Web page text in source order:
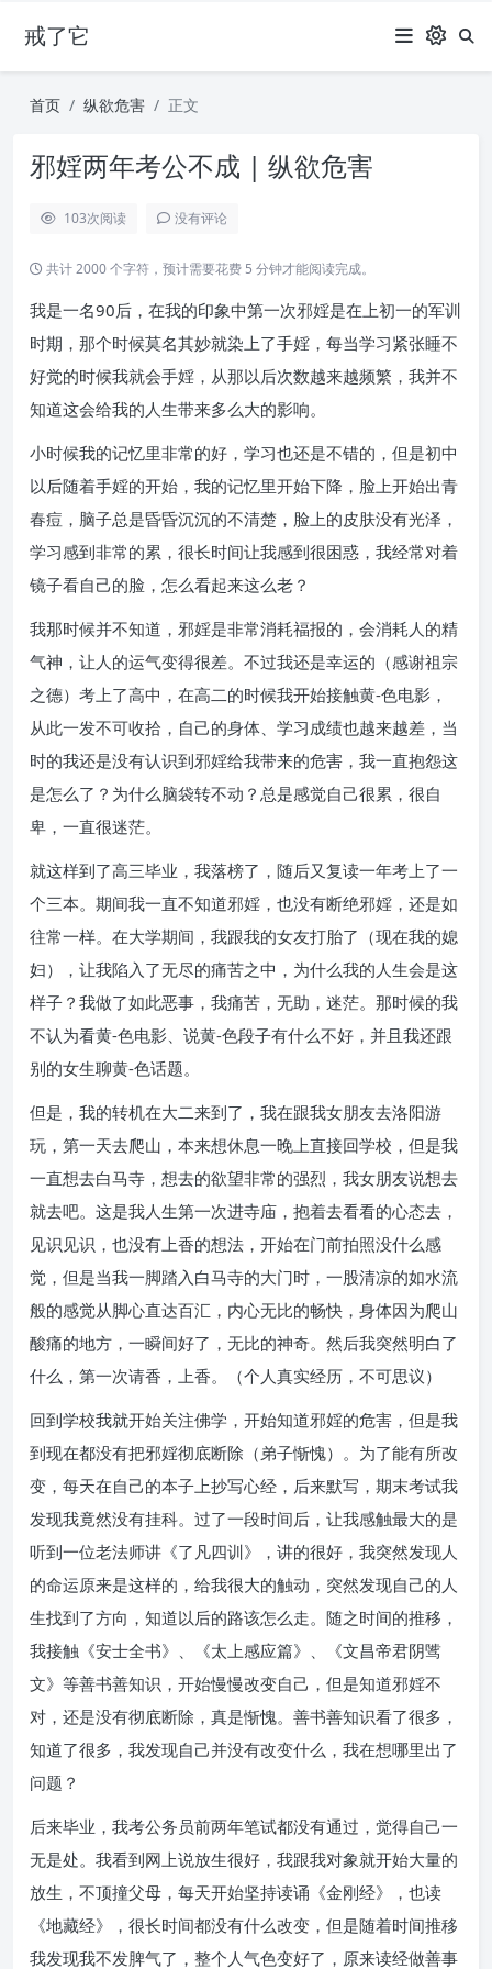
戒了它
首页 纵欲危害 正文
邪婬两年考公不成 | 纵欲危害
103次阅读 没有评论
共计 2000 个字符，预计需要花费 5 分钟才能阅读完成。
我是一名90后，在我的印象中第一次邪婬是在上初一的军训
时期，那个时候莫名其妙就染上了手婬，每当学习紧张睡不
好觉的时候我就会手婬，从那以后次数越来越频繁，我并不
知道这会给我的人生带来多么大的影响。
小时候我的记忆里非常的好，学习也还是不错的，但是初中
以后随着手婬的开始，我的记忆里开始下降，脸上开始出青
春痘，脑子总是昏昏沉沉的不清楚，脸上的皮肤没有光泽，
学习感到非常的累，很长时间让我感到很困惑，我经常对着
镜子看自己的脸，怎么看起来这么老？
我那时候并不知道，邪婬是非常消耗福报的，会消耗人的精
气神，让人的运气变得很差。不过我还是幸运的（感谢祖宗
之德）考上了高中，在高二的时候我开始接触黄-色电影，
从此一发不可收拾，自己的身体、学习成绩也越来越差，当
时的我还是没有认识到邪婬给我带来的危害，我一直抱怨这
是怎么了？为什么脑袋转不动？总是感觉自己很累，很自
卑，一直很迷茫。
就这样到了高三毕业，我落榜了，随后又复读一年考上了一
个三本。期间我一直不知道邪婬，也没有断绝邪婬，还是如
往常一样。在大学期间，我跟我的女友打胎了（现在我的媳
妇），让我陷入了无尽的痛苦之中，为什么我的人生会是这
样子？我做了如此恶事，我痛苦，无助，迷茫。那时候的我
不认为看黄-色电影、说黄-色段子有什么不好，并且我还跟
别的女生聊黄-色话题。
但是，我的转机在大二来到了，我在跟我女朋友去洛阳游
玩，第一天去爬山，本来想休息一晚上直接回学校，但是我
一直想去白马寺，想去的欲望非常的强烈，我女朋友说想去
就去吧。这是我人生第一次进寺庙，抱着去看看的心态去，
见识见识，也没有上香的想法，开始在门前拍照没什么感
觉，但是当我一脚踏入白马寺的大门时，一股清凉的如水流
般的感觉从脚心直达百汇，内心无比的畅快，身体因为爬山
酸痛的地方，一瞬间好了，无比的神奇。然后我突然明白了
什么，第一次请香，上香。（个人真实经历，不可思议）
回到学校我就开始关注佛学，开始知道邪婬的危害，但是我
到现在都没有把邪婬彻底断除（弟子惭愧）。为了能有所改
变，每天在自己的本子上抄写心经，后来默写，期末考试我
发现我竟然没有挂科。过了一段时间后，让我感触最大的是
听到一位老法师讲《了凡四训》，讲的很好，我突然发现人
的命运原来是这样的，给我很大的触动，突然发现自己的人
生找到了方向，知道以后的路该怎么走。随之时间的推移，
我接触《安士全书》、《太上感应篇》、《文昌帝君阴骘
文》等善书善知识，开始慢慢改变自己，但是知道邪婬不
对，还是没有彻底断除，真是惭愧。善书善知识看了很多，
知道了很多，我发现自己并没有改变什么，我在想哪里出了
问题？
后来毕业，我考公务员前两年笔试都没有通过，觉得自己一
无是处。我看到网上说放生很好，我跟我对象就开始大量的
放生，不顶撞父母，每天开始坚持读诵《金刚经》，也读
《地藏经》，很长时间都没有什么改变，但是随着时间推移
我发现我不发脾气了，整个人气色变好了，原来读经做善事